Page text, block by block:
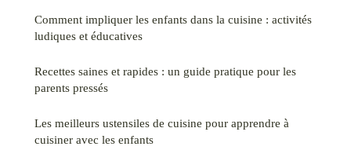
Comment impliquer les enfants dans la cuisine : activités
ludiques et éducatives
Recettes saines et rapides : un guide pratique pour les
parents pressés
Les meilleurs ustensiles de cuisine pour apprendre à
cuisiner avec les enfants